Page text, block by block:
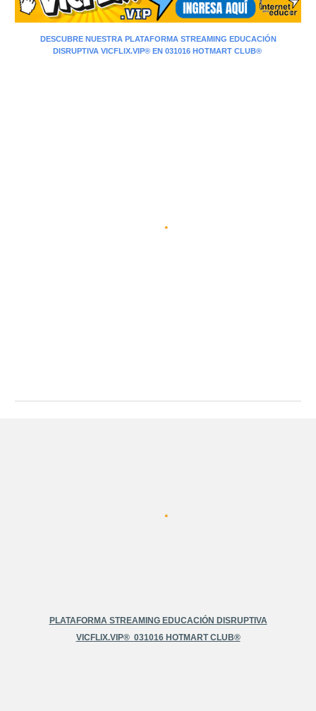
DESCUBRENUESTRA PLATAFORMA STREAMING EDUCACIÓN
DISRUPTIVA VICFLIX.VIP®️ EN 031016 HOTMART CLUB®️
PLATAFORMA STREAMING EDUCACIÓN DISRUPTIVA
VICFLIX.VIP®️ 031016 HOTMART CLUB®️